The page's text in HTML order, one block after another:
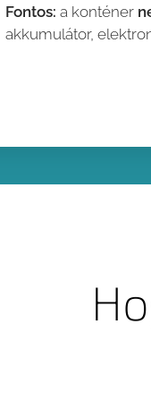
Fontos: a konténer
akkumulátor,